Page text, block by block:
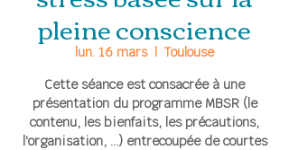
pleine conscience
lun. 16 mars
  |
Toulouse
Cette séance est consacrée à une
présentation du programme MBSR (le
contenu, les bienfaits, les précautions,
l'organisation, ...) entrecoupée de courtes